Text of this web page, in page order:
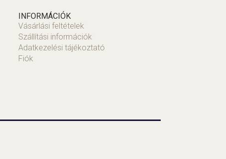
INFORMÁCIÓK
Vásárlási feltételek
Szállítási információk
Adatkezelési tájékoztató
Fiók